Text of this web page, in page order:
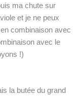
ma chute sur
et je ne peux
combinaison avec
avec le
!)
la butée du grand